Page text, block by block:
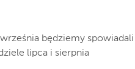
będziemy spowiadali
lipca i sierpnia